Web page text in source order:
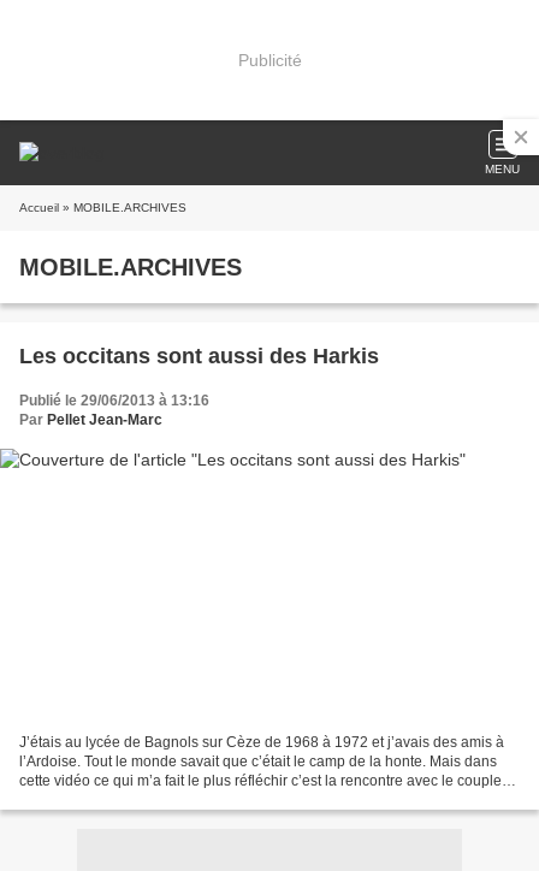
Publicité
MENU
Accueil » MOBILE.ARCHIVES
MOBILE.ARCHIVES
Les occitans sont aussi des Harkis
Publié le 29/06/2013 à 13:16
Par Pellet Jean-Marc
J’étais au lycée de Bagnols sur Cèze de 1968 à 1972 et j’avais des amis à
l’Ardoise. Tout le monde savait que c’était le camp de la honte. Mais dans
cette vidéo ce qui m’a fait le plus réfléchir c’est la rencontre avec le couple